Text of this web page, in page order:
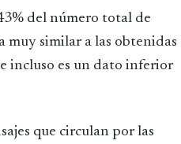
del número total de
muy similar a las obtenidas
incluso es un dato inferior
que circulan por las